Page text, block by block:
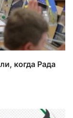
когда Рада